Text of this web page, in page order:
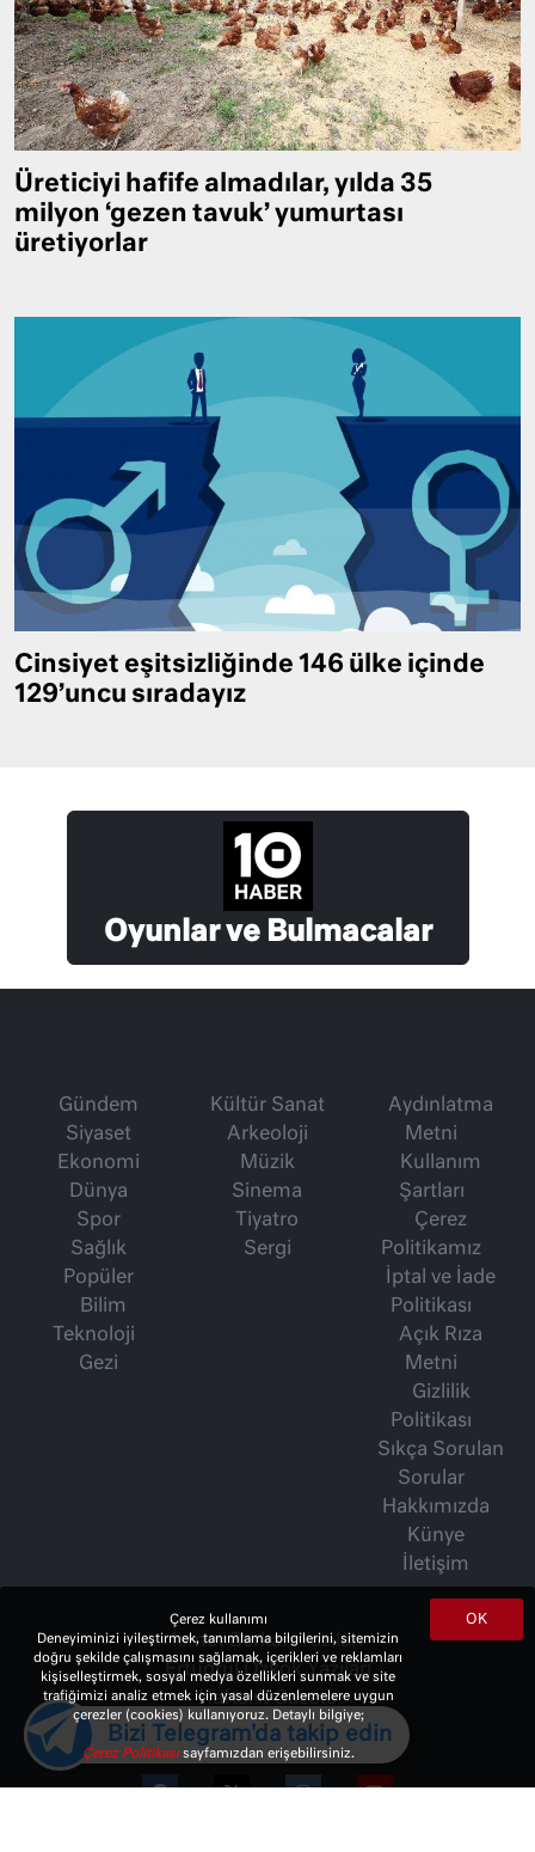
Üreticiyi hafife almadılar, yılda 35
milyon ‘gezen tavuk’ yumurtası
üretiyorlar
Cinsiyet eşitsizliğinde 146 ülke içinde
129’uncu sıradayız
Oyunlar ve Bulmacalar
Gündem
Siyaset
Ekonomi
Dünya
Spor
Sağlık
Popüler
Bilim
Teknoloji
Gezi
Kültür Sanat
Arkeoloji
Müzik
Sinema
Tiyatro
Sergi
Aydınlatma
Metni
Kullanım
Şartları
Çerez
Politikamız
İptal ve İade
Politikası
Açık Rıza
Metni
Gizlilik
Politikası
Sıkça Sorulan
Sorular
Hakkımızda
Künye
İletişim
İsmet Berkan Yazıları
Ertuğrul Özkök Yazıları
Haftalık Gazete
OK
Çerez kullanımı
Deneyiminizi iyileştirmek, tanımlama bilgilerini, sitemizin
doğru şekilde çalışmasını sağlamak, içerikleri ve reklamları
kişiselleştirmek, sosyal medya özellikleri sunmak ve site
trafiğimizi analiz etmek için yasal düzenlemelere uygun
çerezler (cookies) kullanıyoruz. Detaylı bilgiye;
Çerez Politikasısayfamızdan erişebilirsiniz.
Bizi Telegram'da takip edin